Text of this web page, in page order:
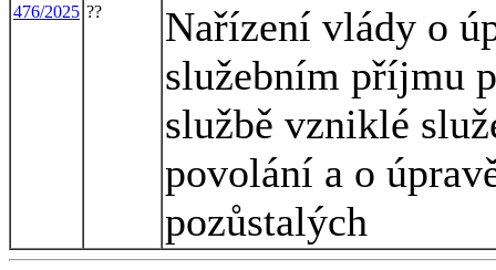
476/2025 ??
Nařízení vlády o
služebním příjmu
službě vzniklé
povolání a o
pozůstalých